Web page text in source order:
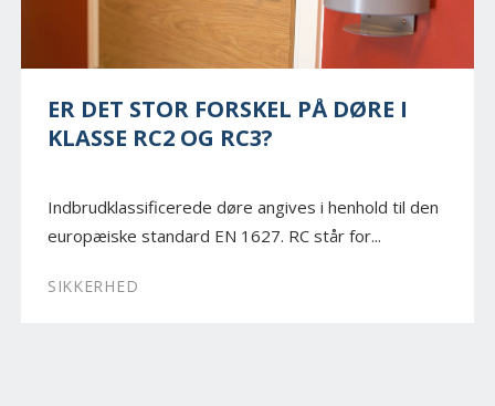
ER DET STOR FORSKEL PÅ DØRE I
KLASSE RC2 OG RC3?
Indbrudklassificerede døre angives i henhold til den
europæiske standard EN 1627. RC står for...
SIKKERHED